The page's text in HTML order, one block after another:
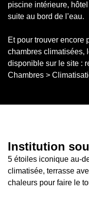
piscine intérieure,
suite au bord de l’eau.
Et pour trouver encore
chambres climatisées,
disponible sur le site :
Chambres >
Institution
5 étoiles iconique au-
climatisée, terrasse
chaleurs pour faire le